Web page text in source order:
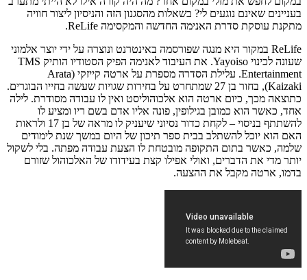
בעניינים שאינם נוגעים לי? בשאלות מהסגנון הזה והניסיון ליצור חוויה
מתקנת עוסקת סדרת האנימה החדשה והמקסימה ReLife.
ReLife במקור היא מנגה שפורסמה באינטרנט ונוצרה על ידי יוצר אלמוני
שעונה לכינוי Yayoiso. את העיבוד לאנימה הפיק הסטודיו הותיק TMS
Entertainment. עלילת הסדרה מספרת על ארטה קייזקי (Arata
Kaizaki), בחור בן 27 שמתחרט על בחירות שגויות שעשה בחייו הבוגרים.
כתוצאה מכך, כיום ארטה הוא אלכוהוליסט ואין לו עבודה מסודרת. לילה
אחד, כאשר הוא כמובן בגילופין, פונה אליו אדם בשם ריו ומציע לו
להשתתף בניסוי – לקחת כדור נסיוני שיעניק לו מראה של בן 17 ולראות
האם הוא יוכל להשתלב בבית ספר תיכון של היום במשך שנת לימודים
שלמה, כאשר בתום התקופה מובטחת לו הצעת עבודה מפתה. בלי לשקול
יותר מדי את הדברים, ואולי אפילו קצת בעידודו של האלכוהול שזורם
בדמו, ארטה מקבל את ההצעה.